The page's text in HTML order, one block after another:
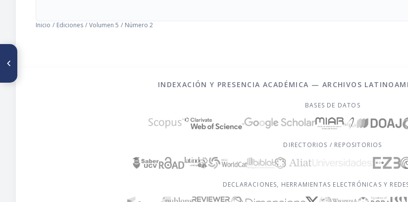
Inicio / Ediciones / Volumen 5 / Número 2
INDEXACIÓN Y PRESENCIA ACADÉMICA — ARCHIVOS
BASES DE DATOS
DIRECTORIOS / REPOSITORIOS
DECLARACIONES, HERRAMIENTAS ELECTRÓNICAS Y